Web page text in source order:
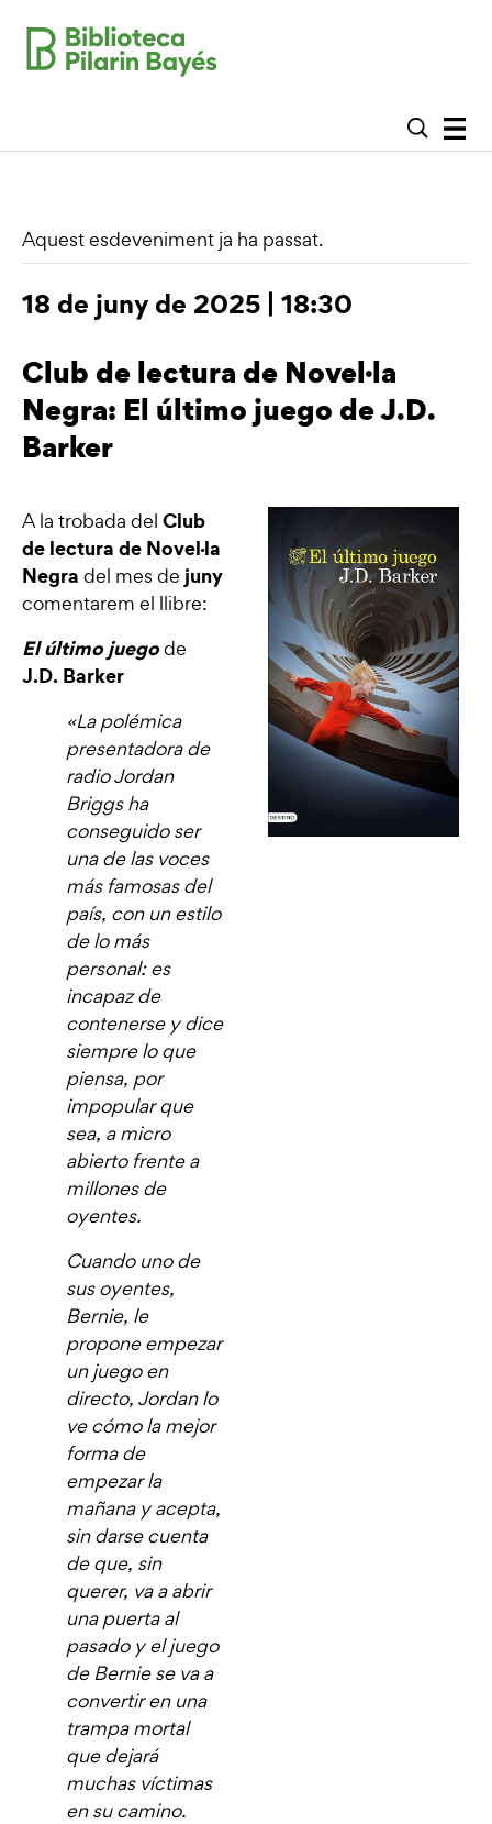
Aquest esdeveniment ja ha passat.
18 de juny de 2025 | 18:30
Club de lectura de Novel·la
Negra: El último juego de J.D.
Barker
A la trobada del Club
de lectura de Novel·la
Negra del mes de juny
comentarem el llibre:
El último juegode
J.D. Barker
«La polémica
presentadora de
radio Jordan
Briggs ha
conseguido ser
una de las voces
más famosas del
país, con un estilo
de lo más
personal: es
incapaz de
contenerse y dice
siempre lo que
piensa, por
impopular que
sea, a micro
abierto frente a
millones de
oyentes.
Cuando uno de
sus oyentes,
Bernie, le
propone empezar
un juego en
directo, Jordan lo
ve cómo la mejor
forma de
empezar la
mañana y acepta,
sin darse cuenta
de que, sin
querer, va a abrir
una puerta al
pasado y el juego
de Bernie se va a
convertir en una
trampa mortal
que dejará
muchas víctimas
en su camino.